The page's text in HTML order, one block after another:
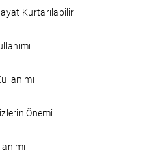
Kurtarılabilir
Önemi